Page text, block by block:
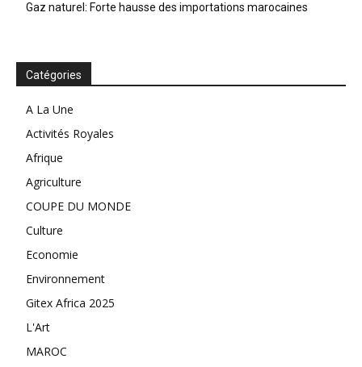
Gaz naturel: Forte hausse des importations marocaines
Catégories
A La Une
Activités Royales
Afrique
Agriculture
COUPE DU MONDE
Culture
Economie
Environnement
Gitex Africa 2025
L'Art
MAROC